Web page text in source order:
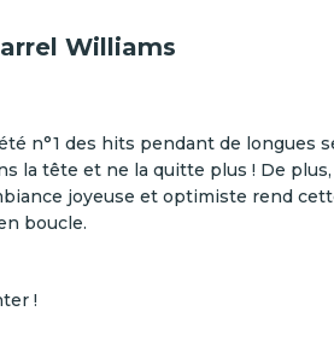
Williams
n°1 des hits pendant de longues
la tête et ne la quitte plus ! De
joyeuse et optimiste rend
boucle.
!